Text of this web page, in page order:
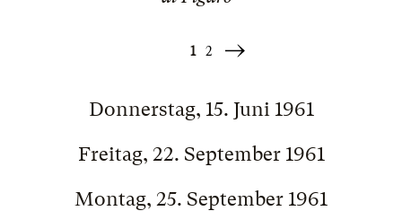
1 2
Weiter
Donnerstag, 15. Juni 1961
Freitag, 22. September 1961
Montag, 25. September 1961